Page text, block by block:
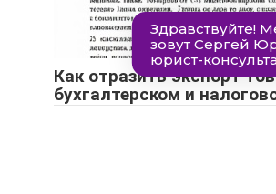
Как отразить экспорт
бухгалтерском и